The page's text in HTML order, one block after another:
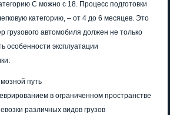
С можно с 18. Процесс подготовки
категорию, – от 4 до 6 месяцев. Это
грузового автомобиля должен не только
особенности эксплуатации
путь
в ограниченном пространстве
различных видов грузов